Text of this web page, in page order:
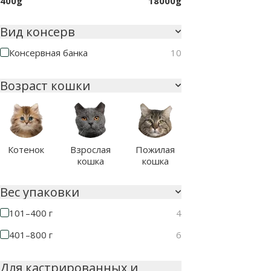
Вид консерв
Консервная банка 10
Возраст кошки
Котенок
Взрослая
кошка
Пожилая
кошка
Вес упаковки
101–400 г
4
401–800 г
6
Для кастрированных и